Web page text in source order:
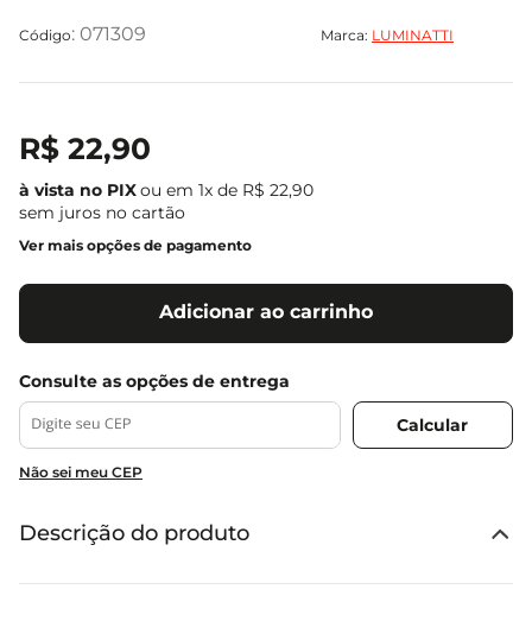
: 071309 Marca: LUMINATTI
R$ 22,90
ou em 1x de R$ 22,90
sem juros no cartão
Ver mais opções de pagamento
Adicionar ao carrinho
Não sei meu CEP
Descrição do produto
eletroduto